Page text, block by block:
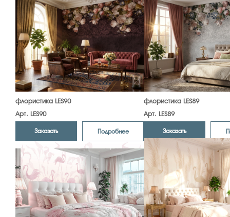
флористика LES90
Арт. LES90
Заказать Подробнее
флористика LES89
Арт. LES89
Заказать